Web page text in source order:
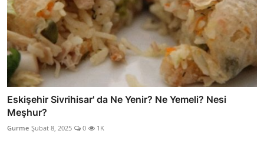
Eskişehir Sivrihisar' da Ne Yenir? Ne Yemeli? Nesi
Meşhur?
Gurme Şubat 8, 2025 0 1K